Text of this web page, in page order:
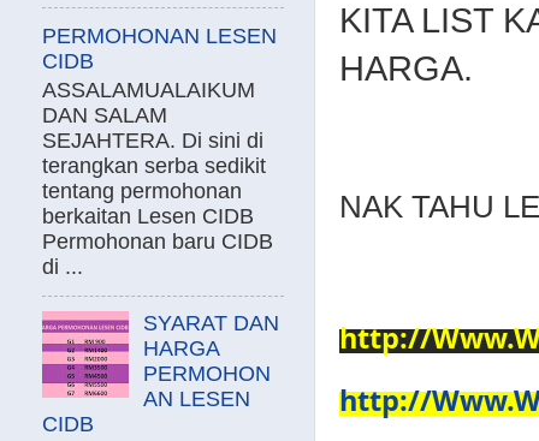
KITA LIST
HARGA.
NAK TAHU
http://
http://
PERMOHONAN LESEN
CIDB
ASSALAMUALAIKUM
DAN SALAM
SEJAHTERA. Di sini di
terangkan serba sedikit
tentang permohonan
berkaitan Lesen CIDB
Permohonan baru CIDB
di ...
SYARAT DAN
HARGA
PERMOHON
AN LESEN
CIDB